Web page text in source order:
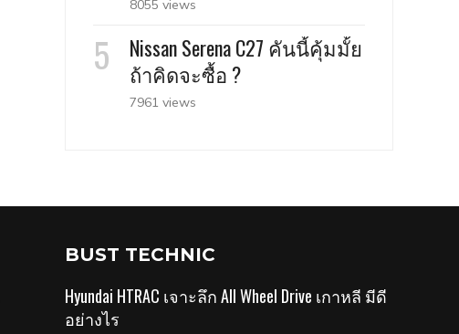
8055 views
Nissan Serena C27 คันนี้คุ้มมั้ย
ถ้าคิดจะซื้อ ?
7961 views
BUST TECHNIC
Hyundai HTRAC เจาะลึก All Wheel Drive เกาหลี มีดี
อย่างไร